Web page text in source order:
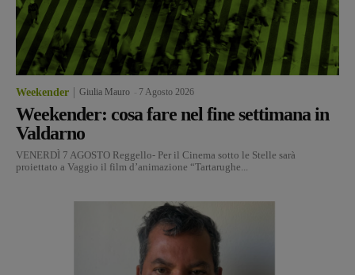
Weekender Giulia Mauro 7 Agosto 2026
Weekender: cosa fare nel fine settimana in
Valdarno
VENERDÌ 7 AGOSTO Reggello- Per il Cinema sotto le Stelle sarà
proiettato a Vaggio il film d’animazione “Tartarughe...